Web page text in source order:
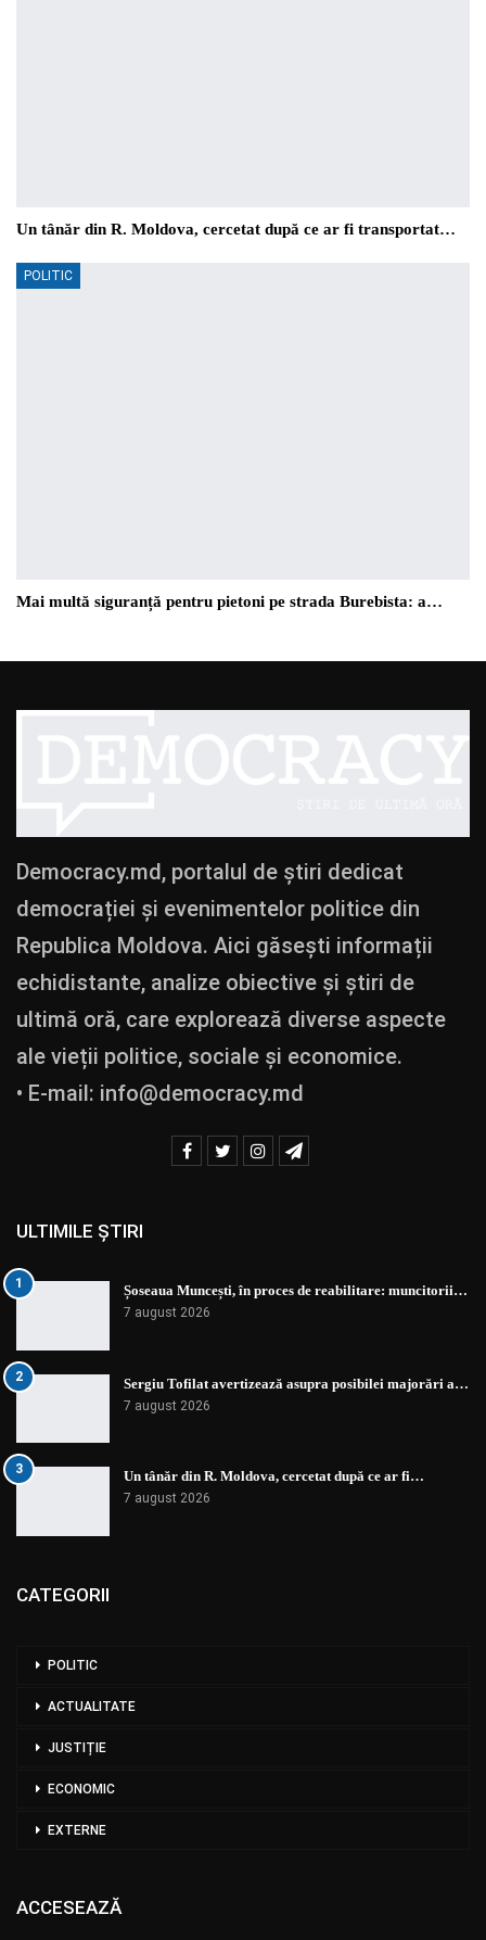
Un tânăr din R. Moldova, cercetat după ce ar fi transportat…
POLITIC
Mai multă siguranță pentru pietoni pe strada Burebista: a…
Democracy.md, portalul de știri dedicat
democrației și evenimentelor politice din
Republica Moldova. Aici găsești informații
echidistante, analize obiective și știri de
ultimă oră, care explorează diverse aspecte
ale vieții politice, sociale și economice.
• E-mail: info@democracy.md
ULTIMILE ȘTIRI
1 Șoseaua Muncești, în proces de reabilitare: muncitorii…
7 august 2026
2 Sergiu Tofilat avertizează asupra posibilei majorări a…
7 august 2026
3 Un tânăr din R. Moldova, cercetat după ce ar fi…
7 august 2026
CATEGORII
POLITIC
ACTUALITATE
JUSTIȚIE
ECONOMIC
EXTERNE
ACCESEAZĂ